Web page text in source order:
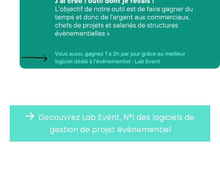
Decouvrez Lab Event, N°1 des logiciels de
gestion de projet événementiel